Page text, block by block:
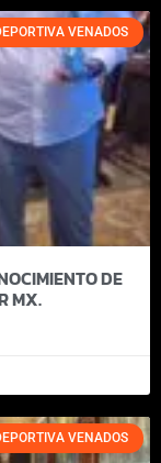
VENADOS
DE
MX.
VENADOS